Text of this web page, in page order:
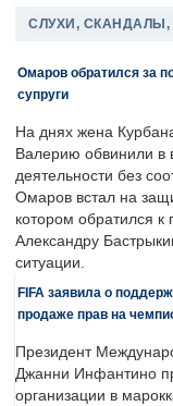
СЛУХИ, СКАНДАЛЫ,
Омаров обратился за
супруги
На днях жена
Валерию обвинили в
деятельности без
Омаров встал на
котором обратился к
Александру
ситуации.
FIFA заявила о
продаже прав на
Президент
Джанни Инфантино
организации в